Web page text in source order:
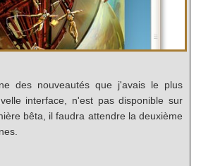
des nouveautés que j'avais le plus
interface, n'est pas disponible sur
bêta, il faudra attendre la deuxième